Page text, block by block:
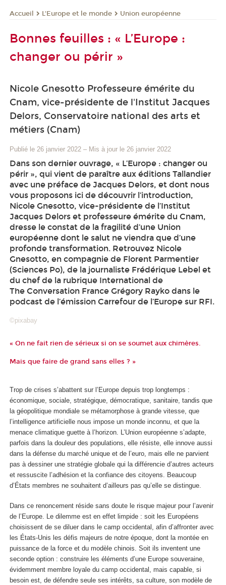
Accueil L'Europe et le monde Union européenne
Bonnes feuilles : « L’Europe :
changer ou périr »
Nicole Gnesotto Professeure émérite du
Cnam, vice-présidente de l'Institut Jacques
Delors, Conservatoire national des arts et
métiers (Cnam)
Publié le 26 janvier 2022 – Mis à jour le 26 janvier 2022
Dans son dernier ouvrage, « L’Europe : changer ou
périr », qui vient de paraître aux éditions Tallandier
avec une préface de Jacques Delors, et dont nous
vous proposons ici de découvrir l’introduction,
Nicole Gnesotto, vice-présidente de l’Institut
Jacques Delors et professeure émérite du Cnam,
dresse le constat de la fragilité d’une Union
européenne dont le salut ne viendra que d’une
profonde transformation. Retrouvez Nicole
Gnesotto, en compagnie de Florent Parmentier
(Sciences Po), de la journaliste Frédérique Lebel et
du chef de la rubrique International de
The Conversation France Grégory Rayko dans le
podcast de l’émission Carrefour de l’Europe sur RFI.
©pixabay
« On ne fait rien de sérieux si on se soumet aux chimères.
Mais que faire de grand sans elles ? »
Trop de crises s’abattent sur l’Europe depuis trop longtemps :
économique, sociale, stratégique, démocratique, sanitaire, tandis que
la géopolitique mondiale se métamorphose à grande vitesse, que
l’intelligence artificielle nous impose un monde inconnu, et que la
menace climatique guette à l’horizon. L’Union européenne s’adapte,
parfois dans la douleur des populations, elle résiste, elle innove aussi
dans la défense du marché unique et de l’euro, mais elle ne parvient
pas à dessiner une stratégie globale qui la différencie d’autres acteurs
et ressuscite l’adhésion et la confiance des citoyens. Beaucoup
d’États membres ne souhaitent d’ailleurs pas qu’elle se distingue.
Dans ce renoncement réside sans doute le risque majeur pour l’avenir
de l’Europe. Le dilemme est en effet limpide : soit les Européens
choisissent de se diluer dans le camp occidental, afin d’affronter avec
les États-Unis les défis majeurs de notre époque, dont la montée en
puissance de la force et du modèle chinois. Soit ils inventent une
seconde option : construire les éléments d’une Europe souveraine,
évidemment membre loyale du camp occidental, mais capable, si
besoin est, de défendre seule ses intérêts, sa culture, son modèle de